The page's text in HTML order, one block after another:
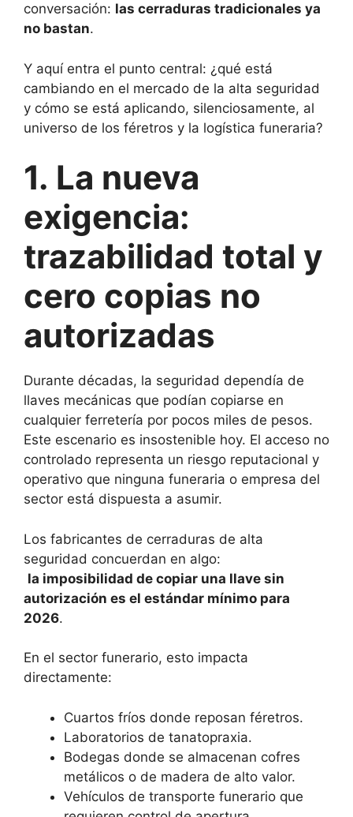
conversación: las cerraduras tradicionales ya
no bastan.
Y aquí entra el punto central: ¿qué está
cambiando en el mercado de la alta seguridad
y cómo se está aplicando, silenciosamente, al
universo de los féretros y la logística funeraria?
1. La nueva
exigencia:
trazabilidad total y
cero copias no
autorizadas
Durante décadas, la seguridad dependía de
llaves mecánicas que podían copiarse en
cualquier ferretería por pocos miles de pesos.
Este escenario es insostenible hoy. El acceso no
controlado representa un riesgo reputacional y
operativo que ninguna funeraria o empresa del
sector está dispuesta a asumir.
Los fabricantes de cerraduras de alta
seguridad concuerdan en algo:
la imposibilidad de copiar una llave sin
autorización es el estándar mínimo para
2026.
En el sector funerario, esto impacta
directamente:
Cuartos fríos donde reposan féretros.
Laboratorios de tanatopraxia.
Bodegas donde se almacenan cofres
metálicos o de madera de alto valor.
Vehículos de transporte funerario que